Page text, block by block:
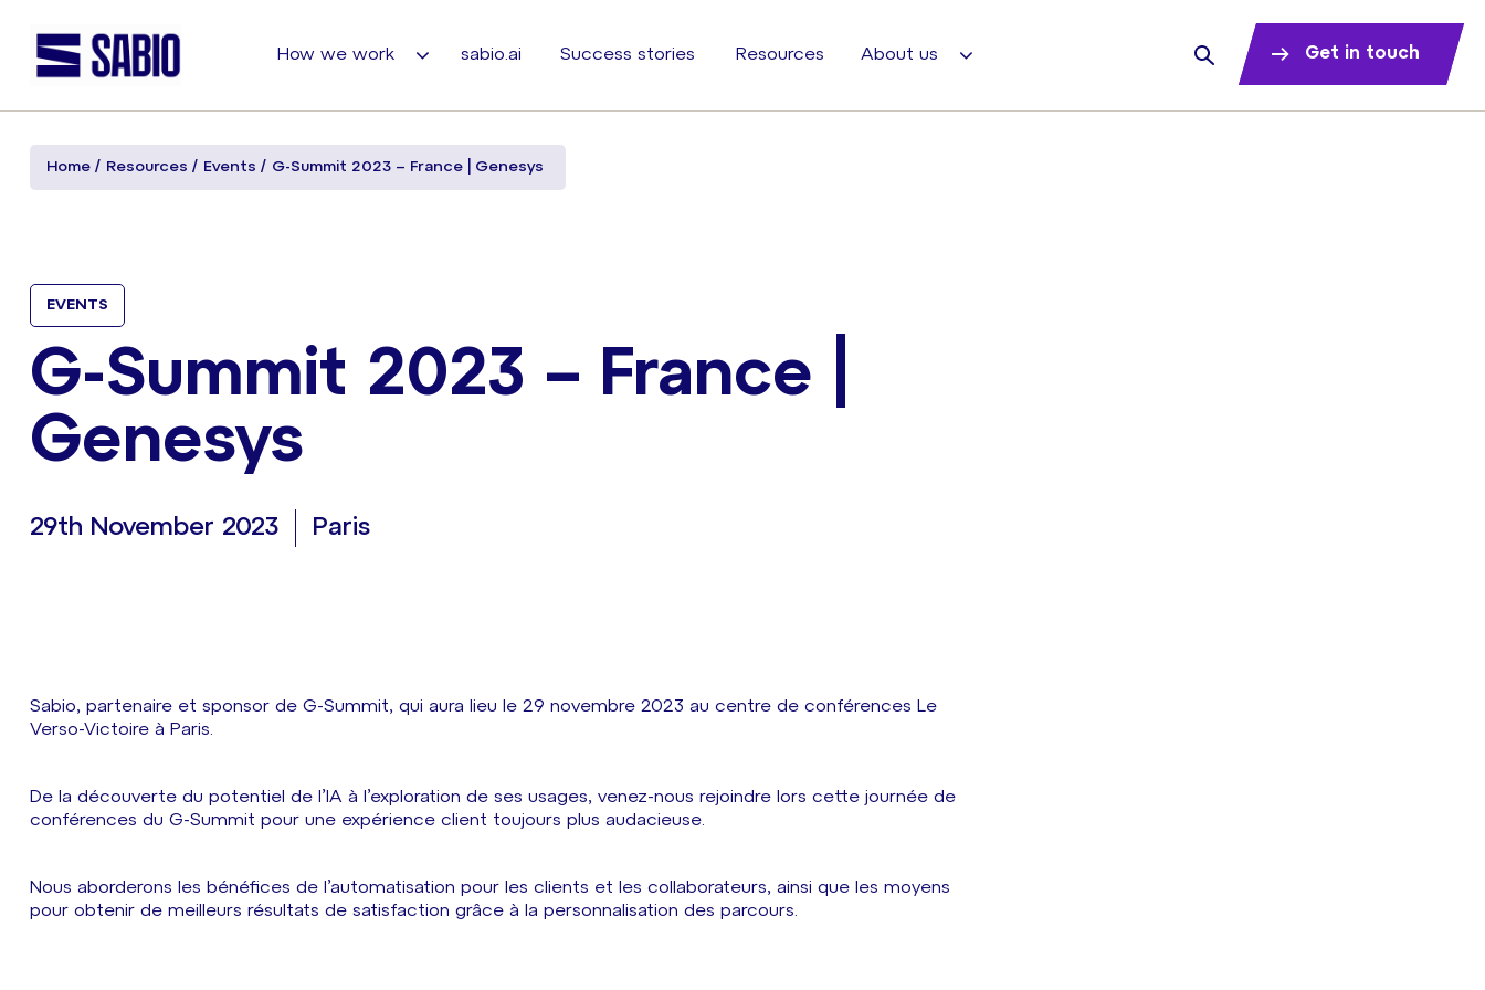
How we work sabio.ai Success stories Resources About us Get in touch
Home Resources Events G-Summit 2023 – France | Genesys
EVENTS
G-Summit 2023 – France |
Genesys
29th November 2023 Paris
Sabio, partenaire et sponsor de G-Summit, qui aura lieu le 29 novembre 2023 au centre de conférences Le
Verso-Victoire à Paris.
De la découverte du potentiel de l’IA à l’exploration de ses usages, venez-nous rejoindre lors cette journée de
conférences du G-Summit pour une expérience client toujours plus audacieuse.
Nous aborderons les bénéfices de l’automatisation pour les clients et les collaborateurs, ainsi que les moyens
pour obtenir de meilleurs résultats de satisfaction grâce à la personnalisation des parcours.